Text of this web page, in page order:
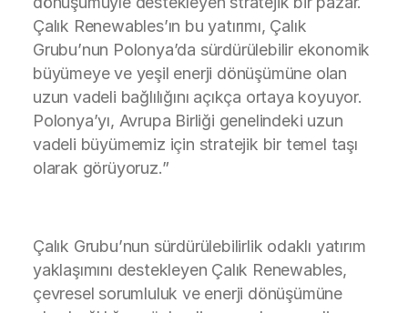
Çalık Renewables’ın bu yatırımı, Çalık
Grubu’nun Polonya’da sürdürülebilir ekonomik
büyümeye ve yeşil enerji dönüşümüne olan
uzun vadeli bağlılığını açıkça ortaya koyuyor.
Polonya’yı, Avrupa Birliği genelindeki uzun
vadeli büyümemiz için stratejik bir temel taşı
olarak görüyoruz.”
Çalık Grubu’nun sürdürülebilirlik odaklı yatırım
yaklaşımını destekleyen Çalık Renewables,
çevresel sorumluluk ve enerji dönüşümüne